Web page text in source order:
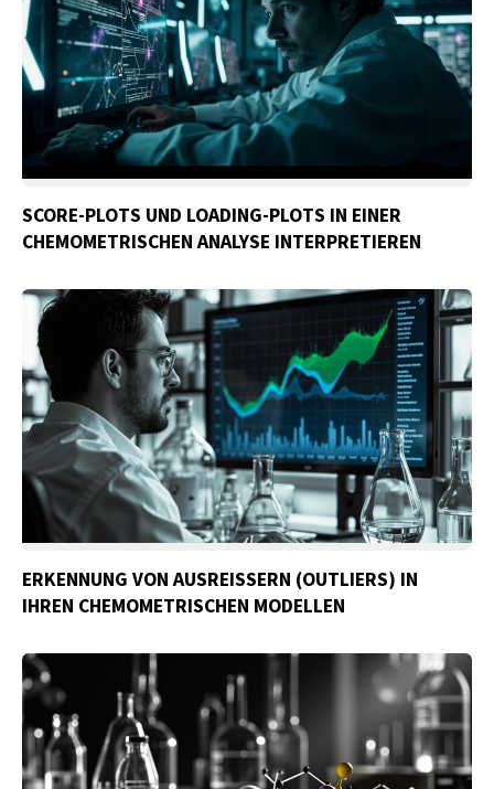
SCORE-PLOTS UND LOADING-PLOTS IN EINER
CHEMOMETRISCHEN ANALYSE INTERPRETIEREN
ERKENNUNG VON AUSREISSERN (OUTLIERS) IN I
HREN CHEMOMETRISCHEN MODELLEN